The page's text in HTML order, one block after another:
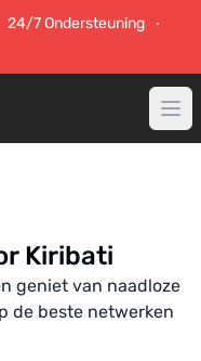
24/7 Ondersteuning
Kiribati
geniet van naadloze
de beste netwerken